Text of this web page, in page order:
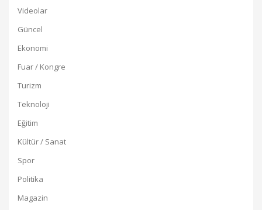
Videolar
Güncel
Ekonomi
Fuar / Kongre
Turizm
Teknoloji
Eğitim
Kültür / Sanat
Spor
Politika
Magazin